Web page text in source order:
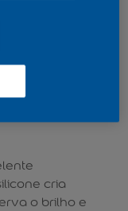
cria
o brilho e